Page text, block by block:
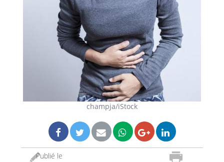
champja/iStock
Publié le